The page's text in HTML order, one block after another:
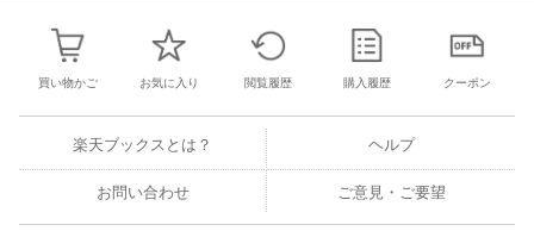
買い物かご お気に入り 閲覧履歴 購入履歴 クーポン
楽天ブックスとは？ ヘルプ
お問い合わせ ご意見・ご要望